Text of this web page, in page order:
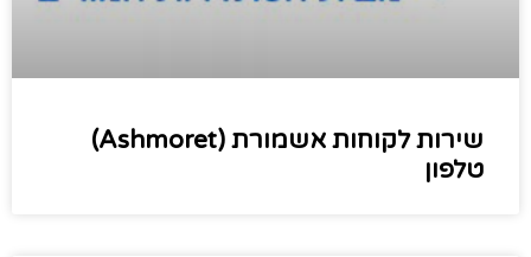
שירות לקוחות אשמורת (Ashmoret)
טלפון